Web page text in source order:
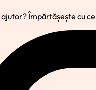
Împărtășește cu